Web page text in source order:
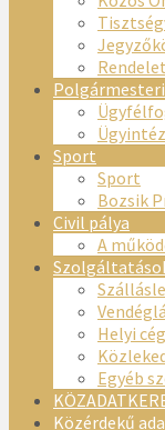
Sport
Sport
Bozsik
Civil pálya
A
Helyi
Egyéb
Közérdekű